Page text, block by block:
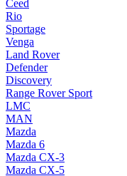
Ceed
Rio
Sportage
Venga
Land Rover
Defender
Discovery
Range Rover Sport
LMC
MAN
Mazda
Mazda 6
Mazda CX-3
Mazda CX-5